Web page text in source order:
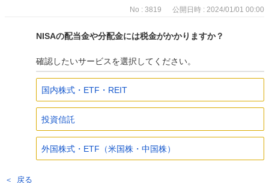
No : 3819 公開日時 : 2024/01/01 00:00
NISAの配当金や分配金には税金がかかりますか？
確認したいサービスを選択してください。
国内株式・ETF・REIT
投資信託
外国株式・ETF（米国株・中国株）
戻る